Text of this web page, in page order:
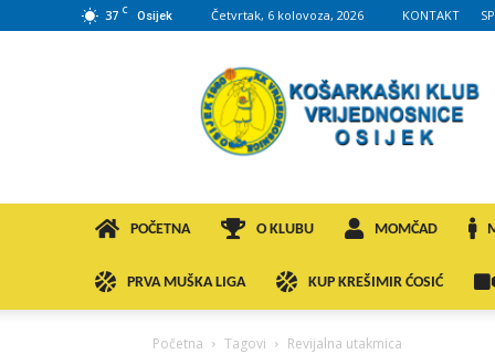
37 C Osijek Četvrtak, 6 kolovoza, 2026 KONTAKT
KK
VROS
POČETNA O KLUBU MOMČAD
PRVA MUŠKA LIGA KUP KREŠIMIR ĆOSIĆ
Početna Tagovi Revijalna utakmica